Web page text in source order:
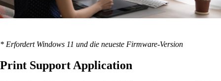
* Erfordert Windows 11 und die neueste Firmware-Version
Print Support Application